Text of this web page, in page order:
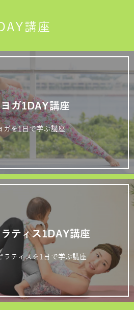
講座
ガ1DAY講座
ガを1日で学ぶ講座
ティス1DAY講座
ラティスを1日で学ぶ講座